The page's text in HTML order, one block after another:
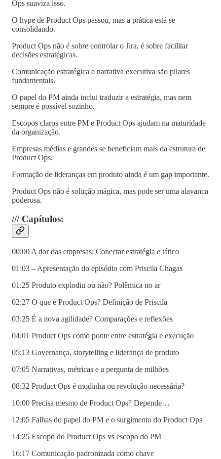
Ops suaviza isso.
O hype de Product Ops passou, mas a prática está se
consolidando.
Product Ops não é sobre controlar o Jira, é sobre facilitar
decisões estratégicas.
Comunicação estratégica e narrativa executiva são pilares
fundamentais.
O papel do PM ainda inclui traduzir a estratégia, mas nem
sempre é possível sozinho.
Escopos claros entre PM e Product Ops ajudam na maturidade
da organização.
Empresas médias e grandes se beneficiam mais da estrutura de
Product Ops.
Formação de lideranças em produto ainda é um gap importante.
Product Ops não é solução mágica, mas pode ser uma alavanca
poderosa.
/// Capítulos:
00:00 A dor das empresas: Conectar estratégia e tático
01:03 – Apresentação do episódio com Priscila Chagas
01:25 Produto explodiu ou não? Polêmica no ar
02:27 O que é Product Ops? Definição de Priscila
03:25 É a nova agilidade? Comparações e reflexões
04:01 Product Ops como ponte entre estratégia e execução
05:13 Governança, storytelling e liderança de produto
07:05 Narrativas, métricas e a pergunta de milhões
08:32 Product Ops é modinha ou revolução necessária?
10:00 Precisa mesmo de Product Ops? Depende…
12:05 Falhas do papel do PM e o surgimento do Product Ops
14:25 Escopo do Product Ops vs escopo do PM
16:17 Comunicação padronizada como chave